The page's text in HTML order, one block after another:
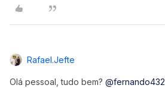
Rafael.jefte
Olá pessoal, tudo bem? @fernando432